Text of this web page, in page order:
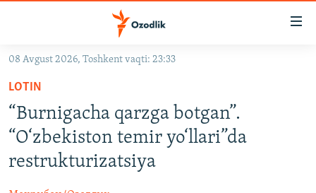
Асосий
навигацияга
ўтинг
Қидиришга
ўтинг
OZODVIDEO
OZODARXIV
На русском
08 Avgust 2026, Toshkent vaqti: 23:33
LOTIN
“Burnigacha qarzga botgan”.
“O‘zbekiston temir yo‘llari”da
restrukturizatsiya